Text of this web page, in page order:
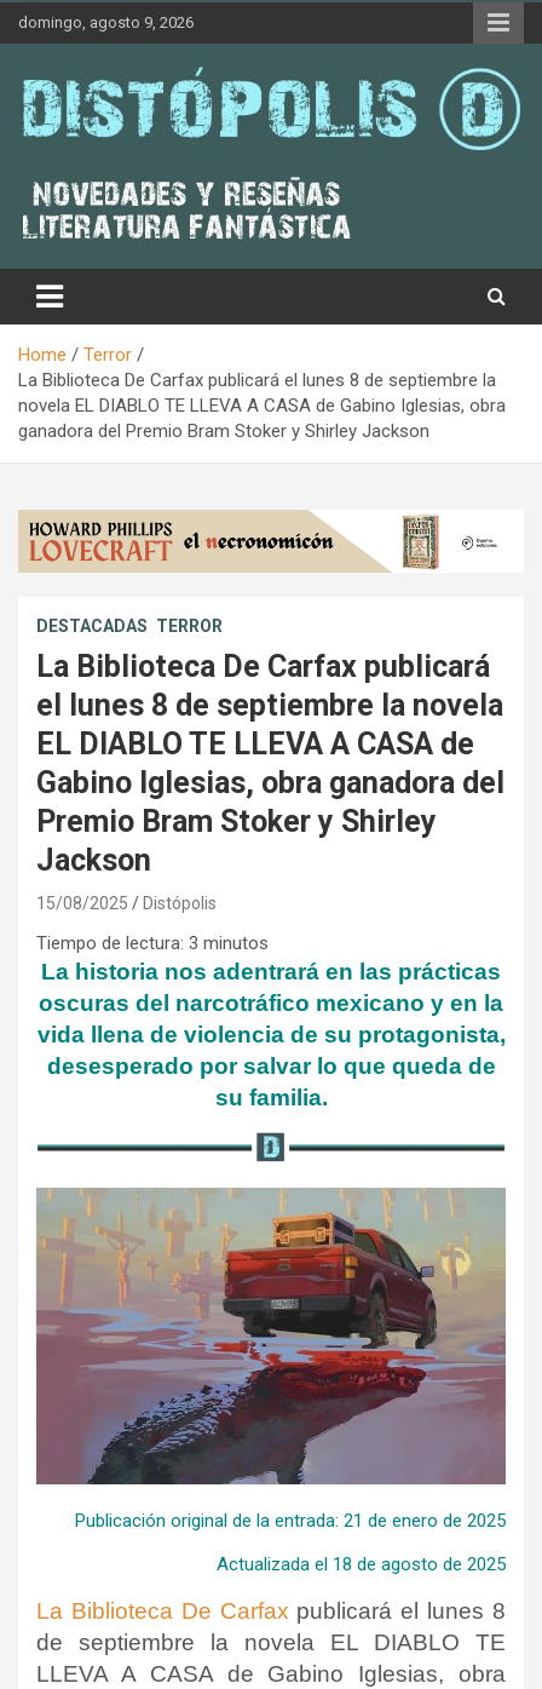
Skip
domingo, agosto 9, 2026
Distópolis
Home
Terror
La Biblioteca De Carfax publicará el lunes 8 de septiembre la
novela EL DIABLO TE LLEVA A CASA de Gabino Iglesias, obra
ganadora del Premio Bram Stoker y Shirley Jackson
DESTACADAS TERROR
La Biblioteca De Carfax publicará
el lunes 8 de septiembre la novela
EL DIABLO TE LLEVA A CASA de
Gabino Iglesias, obra ganadora del
Premio Bram Stoker y Shirley
Jackson
15/08/2025 Distópolis
Tiempo de lectura: 3 minutos
La historia nos adentrará en las prácticas
oscuras del narcotráfico mexicano y en la
vida llena de violencia de su protagonista,
desesperado por salvar lo que queda de
su familia.
Publicación original de la entrada: 21 de enero de 2025
Actualizada el 18 de agosto de 2025
La Biblioteca De Carfax publicará el lunes 8
de septiembre la novela EL DIABLO TE
LLEVA A CASA de Gabino Iglesias, obra